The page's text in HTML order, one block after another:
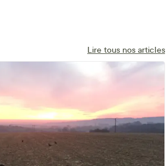
Lire tous nos articles